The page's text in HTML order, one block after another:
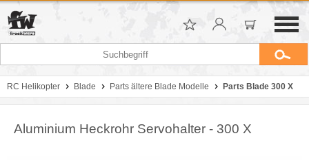
RC Helikopter Blade Parts ältere Blade Modelle Parts Blade 300 X
Aluminium Heckrohr Servohalter - 300 X